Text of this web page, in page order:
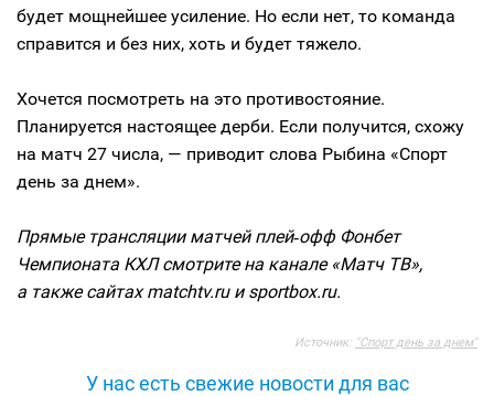
будет мощнейшее усиление. Но если нет, то команда
справится и без них, хоть и будет тяжело.
Хочется посмотреть на это противостояние.
Планируется настоящее дерби. Если получится, схожу
на матч 27 числа, — приводит слова Рыбина «Спорт
день за днем».
Прямые трансляции матчей плей‑офф Фонбет
Чемпионата КХЛ смотрите на канале «Матч ТВ»,
а также сайтах matchtv.ru и sportbox.ru.
Источник: "Спорт день за днем"
У нас есть свежие новости для вас